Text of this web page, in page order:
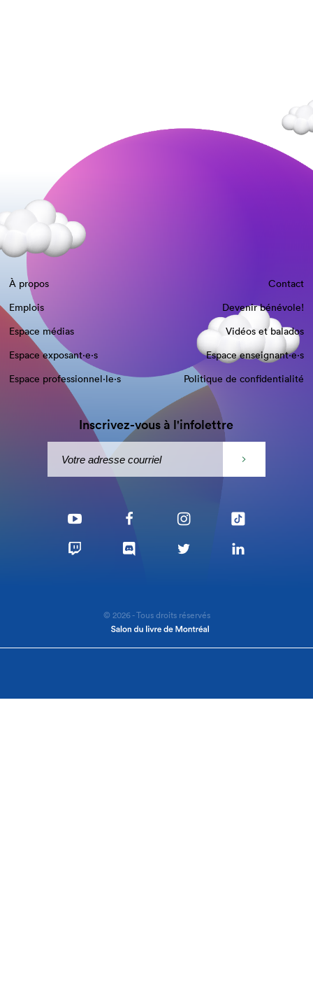
À propos
Contact
Emplois
Devenir bénévole!
Espace médias
Vidéos et balados
Espace exposant·e⋅s
Espace enseignant·e⋅s
Espace professionnel·le⋅s
Politique de confidentialité
Inscrivez-vous à l'infolettre
© 2026 - Tous droits réservés